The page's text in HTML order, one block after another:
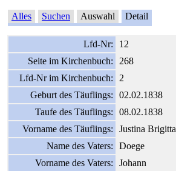
Alles Suchen Auswahl Detail
Lfd-Nr:
12
Seite im Kirchenbuch:
268
Lfd-Nr im Kirchenbuch:
2
Geburt des Täuflings:
02.02.1838
Taufe des Täuflings:
08.02.1838
Vorname des Täuflings:
Justina Brigitta
Name des Vaters:
Doege
Vorname des Vaters:
Johann